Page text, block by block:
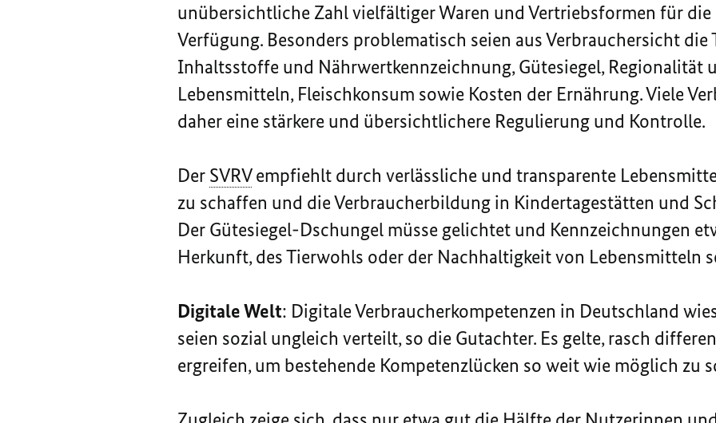
unübersichtliche Zahl vielfältiger Waren und Vertriebsformen für
Verfügung. Besonders problematisch seien aus Verbrauchersicht die
Inhaltsstoffe und Nährwertkennzeichnung, Gütesiegel, Regionalität
Lebensmitteln, Fleischkonsum sowie Kosten der Ernährung. Viele
daher eine stärkere und übersichtlichere Regulierung und Kontrolle.
Der SVRVempfiehlt durch verlässliche und transparente
zu schaffen und die Verbraucherbildung in Kindertagestätten und
Der Gütesiegel-Dschungel müsse gelichtet und Kennzeichnungen
Herkunft, des Tierwohls oder der Nachhaltigkeit von Lebensmitteln
Digitale Welt: Digitale Verbraucherkompetenzen in Deutschland
seien sozial ungleich verteilt, so die Gutachter. Es gelte, rasch
ergreifen, um bestehende Kompetenzlücken so weit wie möglich zu